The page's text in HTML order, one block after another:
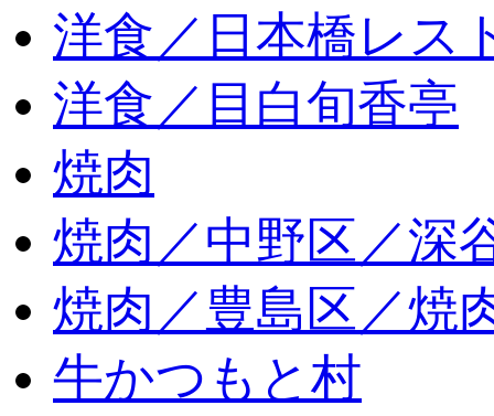
洋食／日本橋レス
洋食／目白旬香亭
焼肉
焼肉／中野区／深
焼肉／豊島区／焼
牛かつもと村